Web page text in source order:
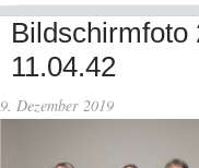
Bildschirmfoto
11.04.42
9. Dezember 2019